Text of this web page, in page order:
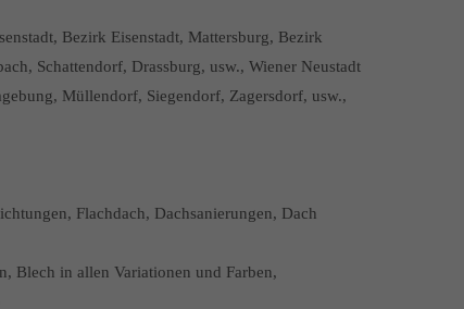
Bezirk Eisenstadt, Mattersburg, Bezirk
Schattendorf, Drassburg, usw., Wiener Neustadt
Müllendorf, Siegendorf, Zagersdorf, usw.,
Flachdach, Dachsanierungen, Dach
Blech in allen Variationen und Farben,